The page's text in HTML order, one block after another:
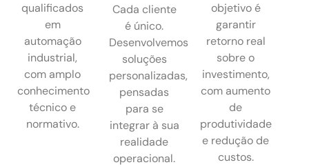
qualificados
em
automação
industrial,
com amplo
conhecimento
técnico e
normativo.
Cada cliente
é único.
Desenvolvemos
soluções
personalizadas,
pensadas
para se
integrar à sua
realidade
operacional.
objetivo é
garantir
retorno real
sobre o
investimento,
com aumento
de
produtividade
e redução de
custos.